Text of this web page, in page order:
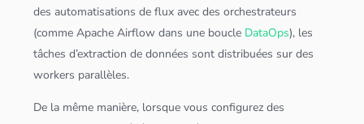
des automatisations de flux avec des orchestrateurs
(comme Apache Airflow dans une boucle DataOps), les
tâches d’extraction dedonnées sont distribuées sur des
workers parallèles.
De la même manière, lorsque vous configurez des